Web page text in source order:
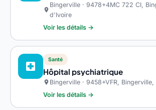
location_on
Bingerville · 9478+4MC 722 CI,
d'Ivoire
Voir les détails →
local_hospital
Santé
Hôpital psychiatrique
location_on Bingerville · 9458+VFR,
Voir les détails →